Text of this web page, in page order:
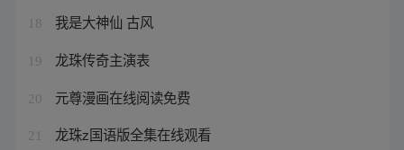
18 我是大神仙 古风
19 龙珠传奇主演表
20 元尊漫画在线阅读免费
21 龙珠z国语版全集在线观看